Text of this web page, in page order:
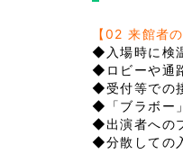
【02 来館者
◆入場時に検
◆ロビーや通
◆受付等での
◆「ブラボー
◆出演者への
◆分散しての